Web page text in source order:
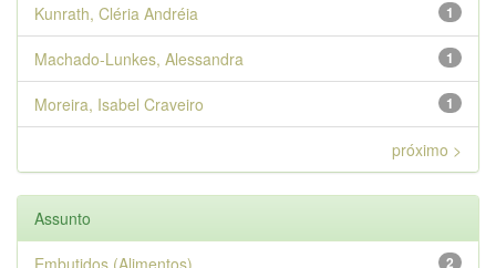
1
Kunrath, Cléria Andréia
1
Machado-Lunkes, Alessandra
1
Moreira, Isabel Craveiro
próximo >
Assunto
2
Embutidos (Alimentos)